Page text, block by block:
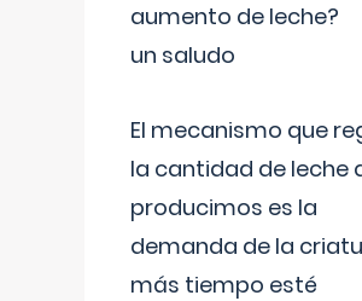
aumento de leche?
un saludo
El mecanismo que
la cantidad de leche
producimos es la
demanda de la
más tiempo esté